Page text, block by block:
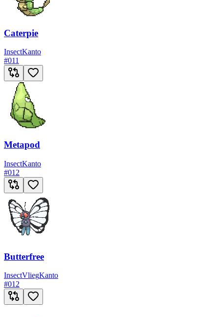
Caterpie
InsectKanto
#011
Metapod
InsectKanto
#012
Butterfree
InsectVliegKanto
#012